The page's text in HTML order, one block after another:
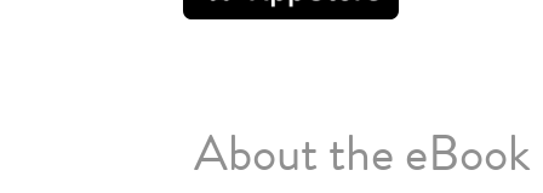
About the eBook